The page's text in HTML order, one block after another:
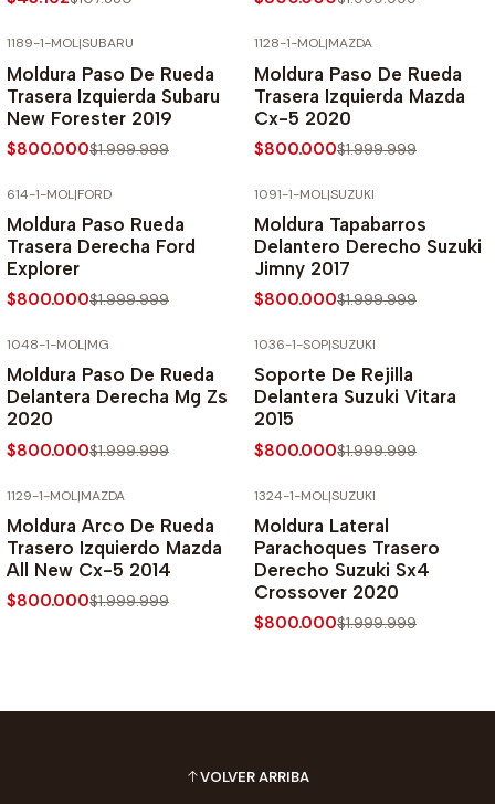
1189-1-MOL|SUBARU
Moldura Paso De Rueda
Trasera Izquierda Subaru
New Forester 2019
$800.000$1.999.999
1128-1-MOL|MAZDA
Moldura Paso De Rueda
Trasera Izquierda Mazda
Cx-5 2020
$800.000$1.999.999
614-1-MOL|FORD
Moldura Paso Rueda
Trasera Derecha Ford
Explorer
$800.000$1.999.999
1091-1-MOL|SUZUKI
Moldura Tapabarros
Delantero Derecho Suzuki
Jimny 2017
$800.000$1.999.999
1048-1-MOL|MG
Moldura Paso De Rueda
Delantera Derecha Mg Zs
2020
$800.000$1.999.999
1036-1-SOP|SUZUKI
Soporte De Rejilla
Delantera Suzuki Vitara
2015
$800.000$1.999.999
1129-1-MOL|MAZDA
Moldura Arco De Rueda
Trasero Izquierdo Mazda
All New Cx-5 2014
$800.000$1.999.999
1324-1-MOL|SUZUKI
Moldura Lateral
Parachoques Trasero
Derecho Suzuki Sx4
Crossover 2020
$800.000$1.999.999
VOLVER ARRIBA